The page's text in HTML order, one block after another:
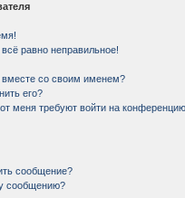
равно неправильное!
вместе со своим именем?
его?
меня требуют войти на
сообщение?
сообщению?